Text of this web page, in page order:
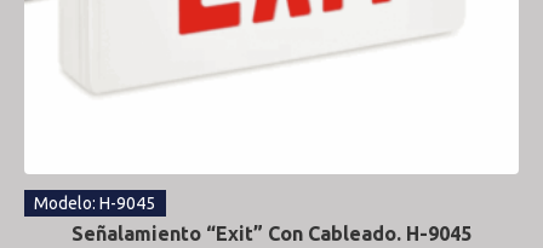
Modelo: H-9045
Señalamiento “Exit” Con Cableado. H-9045